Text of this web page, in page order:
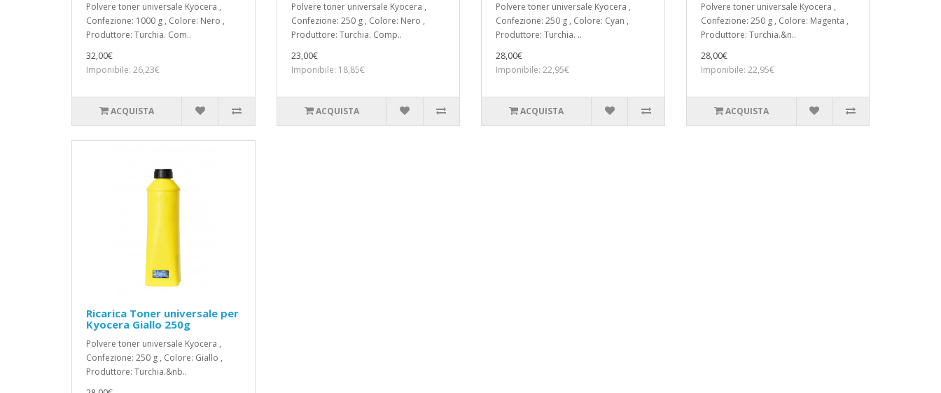
Polvere toner universale Kyocera ,
Confezione: 1000 g , Colore: Nero ,
Produttore: Turchia. Com..
32,00€
Imponibile: 26,23€
ACQUISTA
Polvere toner universale Kyocera ,
Confezione: 250 g , Colore: Nero ,
Produttore: Turchia. Comp..
23,00€
Imponibile: 18,85€
ACQUISTA
Polvere toner universale Kyocera ,
Confezione: 250 g , Colore: Cyan ,
Produttore: Turchia. ..
28,00€
Imponibile: 22,95€
ACQUISTA
Polvere toner universale Kyocera ,
Confezione: 250 g , Colore: Magenta ,
Produttore: Turchia.&n..
28,00€
Imponibile: 22,95€
ACQUISTA
Ricarica Toner universale per
Kyocera Giallo 250g
Polvere toner universale Kyocera ,
Confezione: 250 g , Colore: Giallo ,
Produttore: Turchia.&nb..